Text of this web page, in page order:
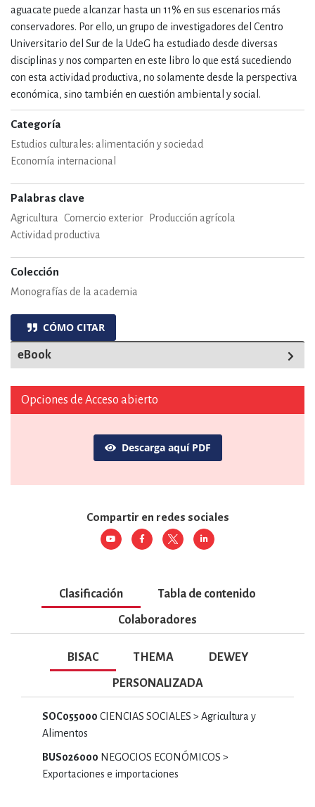
aguacate puede alcanzar hasta un 11% en sus escenarios más
conservadores. Por ello, un grupo de investigadores del Centro
Universitario del Sur de la UdeG ha estudiado desde diversas
disciplinas y nos comparten en este libro lo que está sucediendo
con esta actividad productiva, no solamente desde la perspectiva
económica, sino también en cuestión ambiental y social.
Categoría
Estudios culturales: alimentación y sociedad
Economía internacional
Palabras clave
Agricultura Comercio exterior
Producción agrícola
Actividad productiva
Colección
Monografías de la academia
CÓMO CITAR
eBook
Opciones de Acceso abierto
Descarga aquí PDF
Compartir en redes sociales
Clasificación Tabla de contenido
Colaboradores
BISAC THEMA DEWEY
PERSONALIZADA
SOC055000 CIENCIAS SOCIALES > Agricultura y
Alimentos
BUS026000 NEGOCIOS ECONÓMICOS >
Exportaciones e importaciones